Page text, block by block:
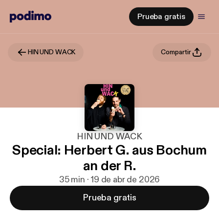
Prueba gratis
HIN UND WACK Compartir
HIN UND WACK
Special: Herbert G. aus Bochum
an der R.
35 min · 19 de abr de 2026
Prueba gratis